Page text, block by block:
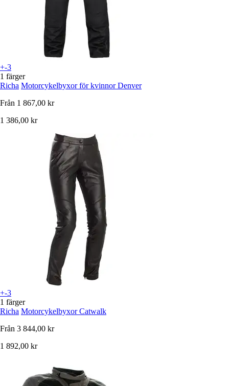
+-3
1 färger
Richa Motorcykelbyxor för kvinnor Denver
Från 1 867,00 kr
1 386,00 kr
+-3
1 färger
Richa Motorcykelbyxor Catwalk
Från 3 844,00 kr
1 892,00 kr